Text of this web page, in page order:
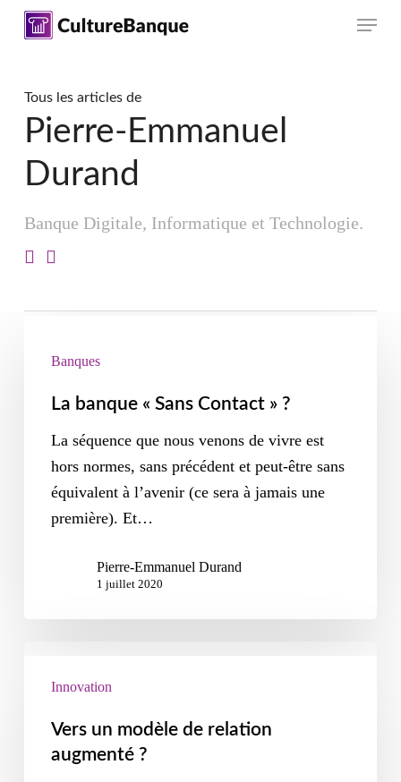
Skip
content
Menu
Tous les articles de
Pierre-Emmanuel
Durand
Banque Digitale, Informatique et Technologie.
Banques
La banque « Sans Contact » ?
La séquence que nous venons de vivre est
hors normes, sans précédent et peut-être sans
équivalent à l’avenir (ce sera à jamais une
première). Et…
Pierre-Emmanuel Durand
1 juillet 2020
Innovation
Vers un modèle de relation
augmenté ?